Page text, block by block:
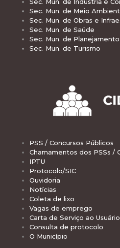
Sec. Mun. de Meio
Sec. Mun. de Obras e
Sec. Mun. de Saúde
Sec. Mun. de
Sec. Mun. de Turismo
PSS / Concursos Públicos
Chamamentos dos PSSs /
IPTU
Protocolo/SIC
Ouvidoria
Notícias
Coleta de lixo
Vagas de emprego
Carta de Serviço ao Usuário
Consulta de protocolo
O Município